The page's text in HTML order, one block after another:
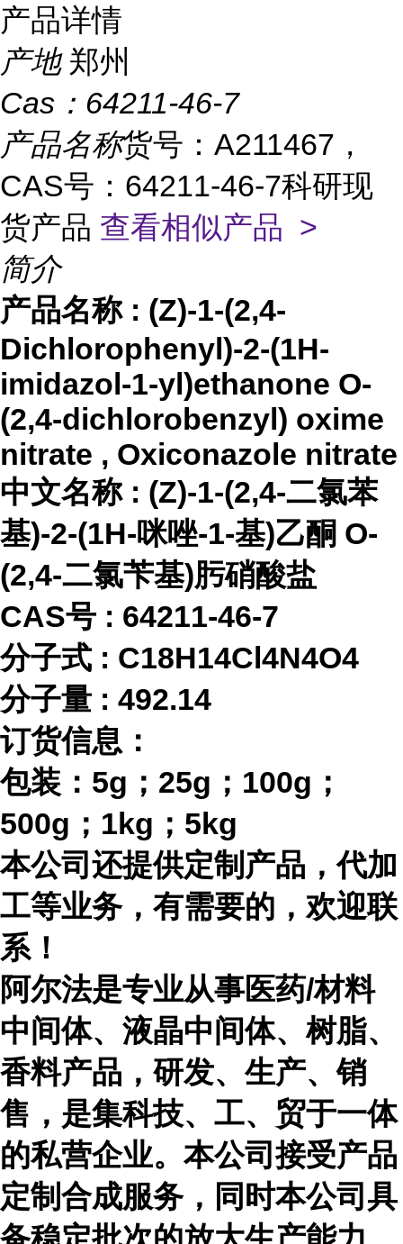
产品详情
产地 郑州
Cas： 64211-46-7
产品名称货号：A211467，
CAS号：64211-46-7科研现
货产品 查看相似产品 >
简介
产品名称 : (Z)-1-(2,4-
Dichlorophenyl)-2-(1H-
imidazol-1-yl)ethanone O-
(2,4-dichlorobenzyl) oxime
nitrate , Oxiconazole nitrate
中文名称 : (Z)-1-(2,4-二氯苯
基)-2-(1H-咪唑-1-基)乙酮 O-
(2,4-二氯苄基)肟硝酸盐
CAS号 : 64211-46-7
分子式 : C18H14Cl4N4O4
分子量 : 492.14
订货信息：
包装： 5g；25g；100g；
500g；1kg；5kg
本公司还提供定制产品，代加
工等业务，有需要的，欢迎联
系！
阿尔法是专业从事医药/材料
中间体、液晶中间体、树脂、
香料产品，研发、生产、销
售，是集科技、工、贸于一体
的私营企业。本公司接受产品
定制合成服务，同时本公司具